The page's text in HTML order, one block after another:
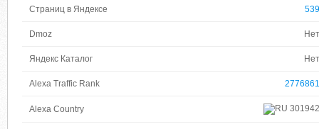
Страниц в Яндексе 539
Dmoz Нет
Яндекс Каталог Нет
Alexa Traffic Rank 2776861
Alexa Country 301942